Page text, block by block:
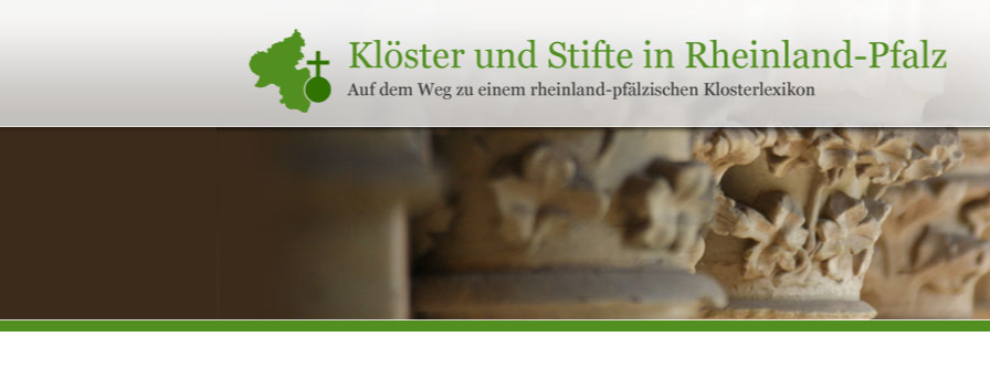
Klöster
und
Stifte
in
Rheinland-